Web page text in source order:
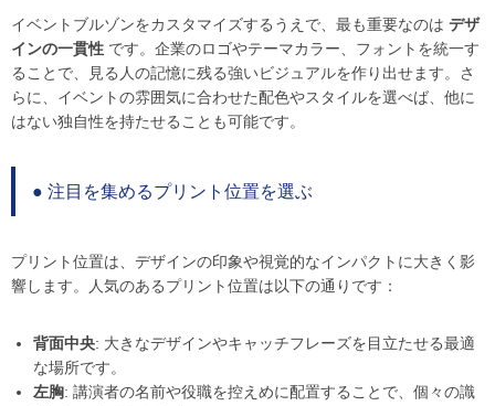
イベントブルゾンをカスタマイズするうえで、最も重要なのは デザ
インの一貫性 です。企業のロゴやテーマカラー、フォントを統一す
ることで、見る人の記憶に残る強いビジュアルを作り出せます。さ
らに、イベントの雰囲気に合わせた配色やスタイルを選べば、他に
はない独自性を持たせることも可能です。
● 注目を集めるプリント位置を選ぶ
プリント位置は、デザインの印象や視覚的なインパクトに大きく影
響します。人気のあるプリント位置は以下の通りです：
背面中央: 大きなデザインやキャッチフレーズを目立たせる最適
な場所です。
左胸: 講演者の名前や役職を控えめに配置することで、個々の識